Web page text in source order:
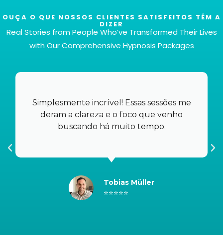
Total de 6 arquivos
Isso mesmo! Você receberá seis arquivos
preferências específicas, tudo pelo preço
incrivelmente competitivo de 37€.
OUÇA O QUE NOSSOS CLIENTES SATISFEITOS TÊM A
DIZER
Real Stories from People Who’ve Transformed Their Lives
with Our Comprehensive Hypnosis Packages
Simplesmente incrível! Essas sessões me
deram a clareza e o foco que venho
buscando há muito tempo.
Tobias Müller
⭐⭐⭐⭐⭐